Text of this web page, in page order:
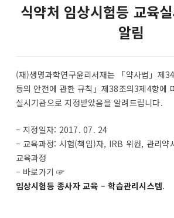
식약처 임상시험등 교육
알림
(재)생명과학연구윤리서재는 「약사법」제
등의 안전에 관한 규칙」제38조의3제4항에
실시기관으로 지정받았음을 알려드립니다.
– 지정일자: 2017. 07. 24
– 교육과정: 시험(책임)자, IRB 위원, 관리약
교육과정
– 바로가기 ☞
임상시험등 종사자 교육 – 학습관리시스템.